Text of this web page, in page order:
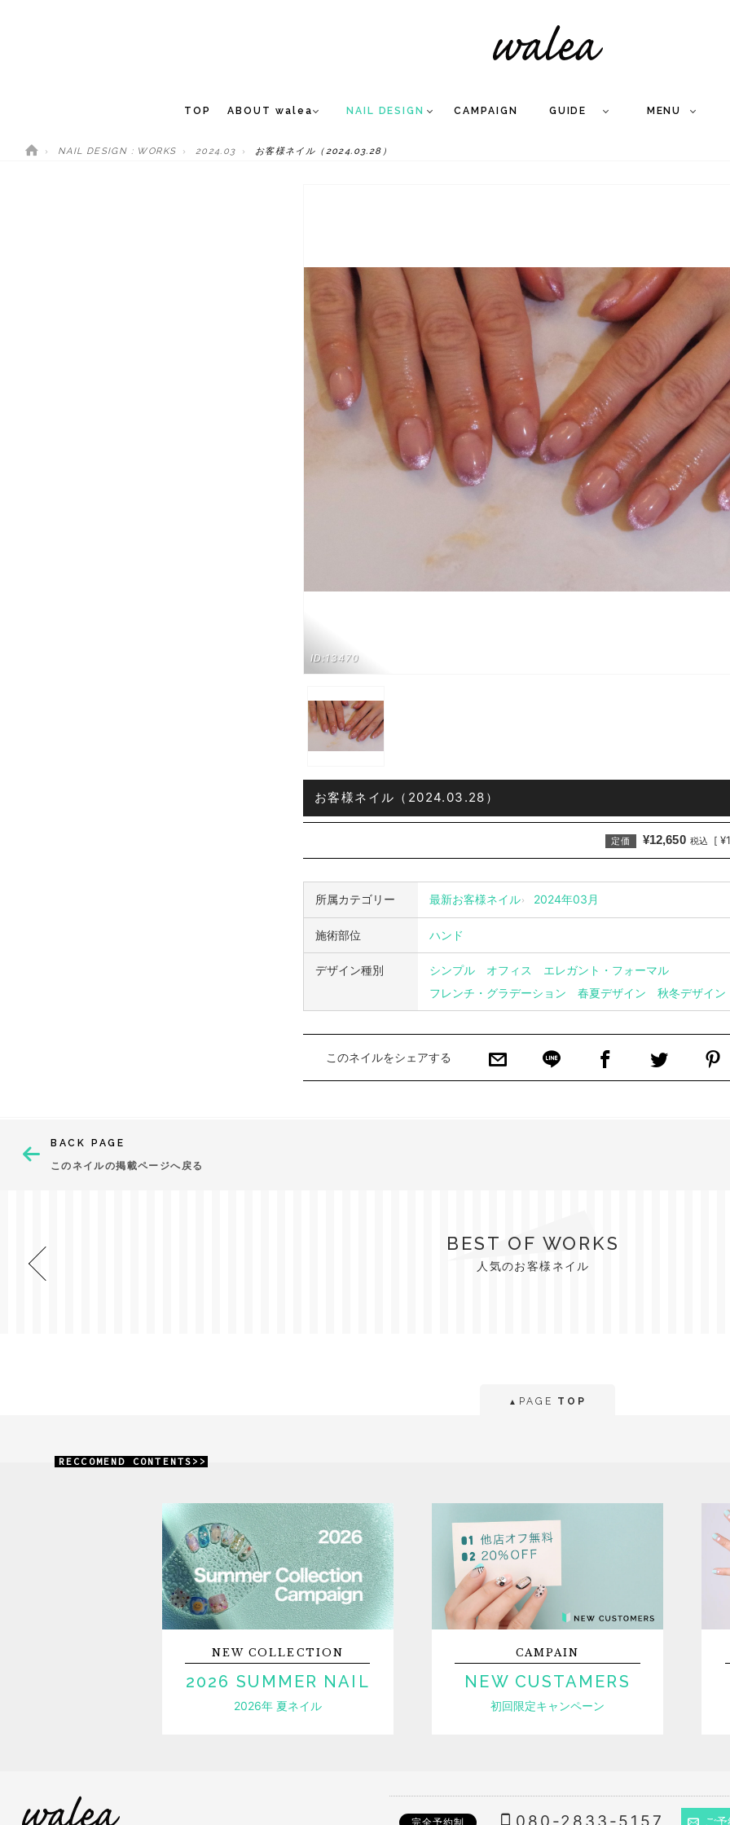
TOP ABOUT walea NAIL DESIGN CAMPAIGN GUIDE MENU
NAIL DESIGN : WORKS 2024.03 お客様ネイル（2024.03.28）
ID:13470
お客様ネイル（2024.03.28）
定価 ¥12,650 税込 [
所属カテゴリー 最新お客様ネイル 2024年03月
施術部位 ハンド
デザイン種別 シンプル オフィス
エレガント・フォーマル
フレンチ・グラデーション
春夏デザイン 秋冬デザイン
このネイルをシェアする
BACK PAGE
このネイルの掲載ページへ戻る
BEST OF WORKS
人気のお客様ネイル
▲ PAGE TOP
RECCOMEND CONTENTS>>
NEWCOLLECTION
2026 SUMMER NAIL
2026年 夏ネイル
CAMPAIN
NEW CUSTAMERS
初回限定キャンペーン
完全予約制 ご